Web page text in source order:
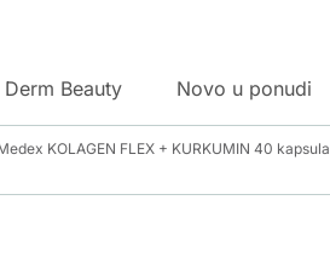
Derm Beauty Novo u ponudi
KOLAGEN FLEX + KURKUMIN 40 kapsula